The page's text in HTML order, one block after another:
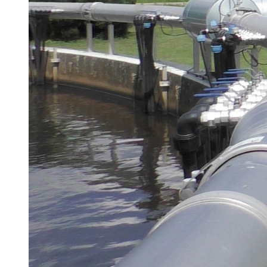
Brau Beviale
Hannover Messe
IFAT
Tausendwasser
Energieeffizienz & Nachhaltigkeit
Grüne Gebäude und Wasserlösungen für
klimaresiliente Städte
21. Juli 2026